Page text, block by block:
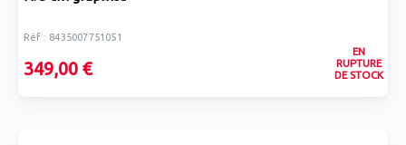
Réf : 8435007751051
349,00 €
EN
RUPTURE
DE STOCK